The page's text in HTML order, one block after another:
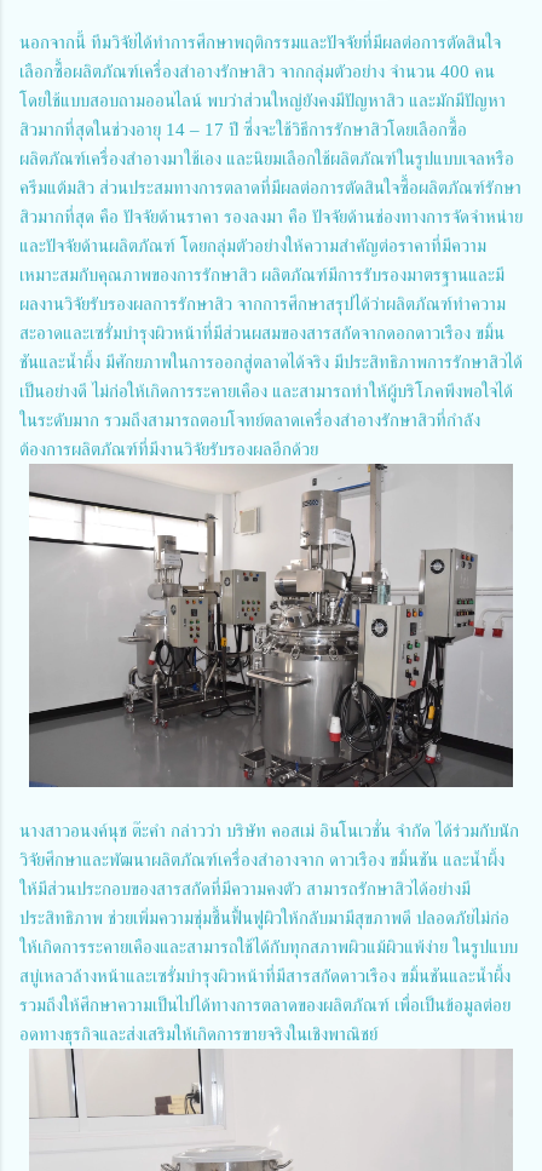
นอกจากนี้ ทีมวิจัยได้ทำการศึกษาพฤติกรรมและปัจจัยที่มีผลต่อการตัดสินใจ
เลือกซื้อผลิตภัณฑ์เครื่องสำอางรักษาสิว จากกลุ่มตัวอย่าง จำนวน 400 คน
โดยใช้แบบสอบถามออนไลน์ พบว่าส่วนใหญ่ยังคงมีปัญหาสิว และมักมีปัญหา
สิวมากที่สุดในช่วงอายุ 14 – 17 ปี ซึ่งจะใช้วิธีการรักษาสิวโดยเลือกซื้อ
ผลิตภัณฑ์เครื่องสำอางมาใช้เอง และนิยมเลือกใช้ผลิตภัณฑ์ในรูปแบบเจลหรือ
ครีมแต้มสิว ส่วนประสมทางการตลาดที่มีผลต่อการตัดสินใจซื้อผลิตภัณฑ์รักษา
สิวมากที่สุด คือ ปัจจัยด้านราคา รองลงมา คือ ปัจจัยด้านช่องทางการจัดจำหน่าย
และปัจจัยด้านผลิตภัณฑ์ โดยกลุ่มตัวอย่างให้ความสำคัญต่อราคาที่มีความ
เหมาะสมกับคุณภาพของการรักษาสิว ผลิตภัณฑ์มีการรับรองมาตรฐานและมี
ผลงานวิจัยรับรองผลการรักษาสิว จากการศึกษาสรุปได้ว่าผลิตภัณฑ์ทำความ
สะอาดและเซรั่มบำรุงผิวหน้าที่มีส่วนผสมของสารสกัดจากดอกดาวเรือง ขมิ้น
ชันและน้ำผึ้ง มีศักยภาพในการออกสู่ตลาดได้จริง มีประสิทธิภาพการรักษาสิวได้
เป็นอย่างดี ไม่ก่อให้เกิดการระคายเคือง และสามารถทำให้ผู้บริโภคพึงพอใจได้
ในระดับมาก รวมถึงสามารถตอบโจทย์ตลาดเครื่องสำอางรักษาสิวที่กำลัง
ต้องการผลิตภัณฑ์ที่มีงานวิจัยรับรองผลอีกด้วย
นางสาวอนงค์นุช ต๊ะคำ กล่าวว่า บริษัท คอสเม่ อินโนเวชั่น จำกัด ได้ร่วมกับนัก
วิจัยศึกษาและพัฒนาผลิตภัณฑ์เครื่องสำอางจาก ดาวเรือง ขมิ้นชัน และน้ำผึ้ง
ให้มีส่วนประกอบของสารสกัดที่มีความคงตัว สามารถรักษาสิวได้อย่างมี
ประสิทธิภาพ ช่วยเพิ่มความชุ่มชื้นฟื้นฟูผิวให้กลับมามีสุขภาพดี ปลอดภัยไม่ก่อ
ให้เกิดการระคายเคืองและสามารถใช้ได้กับทุกสภาพผิวแม้ผิวแพ้ง่าย ในรูปแบบ
สบู่เหลวล้างหน้าและเซรั่มบำรุงผิวหน้าที่มีสารสกัดดาวเรือง ขมิ้นชันและน้ำผึ้ง
รวมถึงให้ศึกษาความเป็นไปได้ทางการตลาดของผลิตภัณฑ์ เพื่อเป็นข้อมูลต่อย
อดทางธุรกิจและส่งเสริมให้เกิดการขายจริงในเชิงพาณิชย์